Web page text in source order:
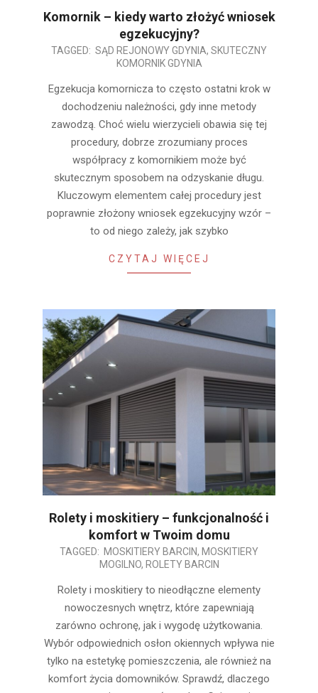
Komornik – kiedy warto złożyć wniosek
egzekucyjny?
2025-
17
TAGGED: SĄD REJONOWY GDYNIA, SKUTECZNY
KOMORNIK GDYNIA
Egzekucja komornicza to często ostatni krok w
dochodzeniu należności, gdy inne metody
zawodzą. Choć wielu wierzycieli obawia się tej
procedury, dobrze zrozumiany proces
współpracy z komornikiem może być
skutecznym sposobem na odzyskanie długu.
Kluczowym elementem całej procedury jest
poprawnie złożony wniosek egzekucyjny wzór –
to od niego zależy, jak szybko
CZYTAJ WIĘCEJ
Rolety i moskitiery – funkcjonalność i
komfort w Twoim domu
2025-TAGGED: MOSKITIERY BARCIN, MOSKITIERY
MOGILNO, ROLETY BARCIN
Rolety i moskitiery to nieodłączne elementy
nowoczesnych wnętrz, które zapewniają
zarówno ochronę, jak i wygodę użytkowania.
Wybór odpowiednich osłon okiennych wpływa nie
tylko na estetykę pomieszczenia, ale również na
komfort życia domowników. Sprawdź, dlaczego